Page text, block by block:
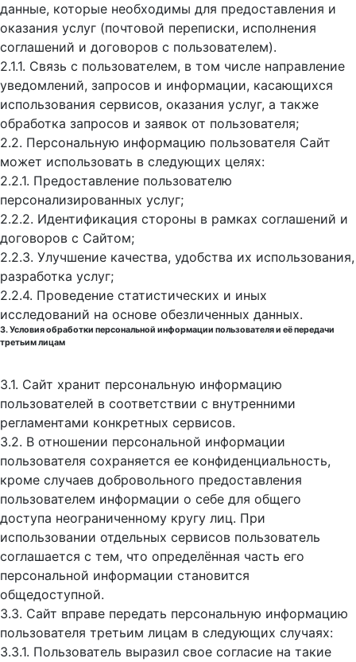
данные, которые необходимы для предоставления и
оказания услуг (почтовой переписки, исполнения
соглашений и договоров с пользователем).
2.1.1. Связь с пользователем, в том числе направление
уведомлений, запросов и информации, касающихся
использования сервисов, оказания услуг, а также
обработка запросов и заявок от пользователя;
2.2. Персональную информацию пользователя Сайт
может использовать в следующих целях:
2.2.1. Предоставление пользователю
персонализированных услуг;
2.2.2. Идентификация стороны в рамках соглашений и
договоров с Сайтом;
2.2.3. Улучшение качества, удобства их использования,
разработка услуг;
2.2.4. Проведение статистических и иных
исследований на основе обезличенных данных.
3. Условия обработки персональной информации пользователя и её передачи
третьим лицам
3.1. Сайт хранит персональную информацию
пользователей в соответствии с внутренними
регламентами конкретных сервисов.
3.2. В отношении персональной информации
пользователя сохраняется ее конфиденциальность,
кроме случаев добровольного предоставления
пользователем информации о себе для общего
доступа неограниченному кругу лиц. При
использовании отдельных сервисов пользователь
соглашается с тем, что определённая часть его
персональной информации становится
общедоступной.
3.3. Сайт вправе передать персональную информацию
пользователя третьим лицам в следующих случаях:
3.3.1. Пользователь выразил свое согласие на такие